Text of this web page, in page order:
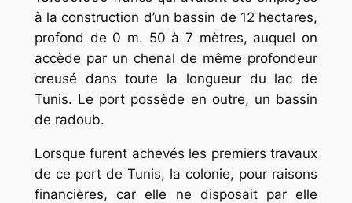
à la construction d’un bassin de 12 hectares,
profond de 0 m. 50 à 7 mètres, auquel on
accède par un chenal de même profondeur
creusé dans toute la longueur du lac de
Tunis. Le port possède en outre, un bassin
de radoub.
Lorsque furent achevés les premiers travaux
de ce port de Tunis, la colonie, pour raisons
financières, car elle ne disposait par elle